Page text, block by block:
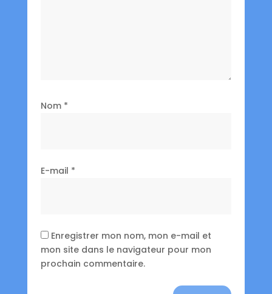
Nom *
E-mail *
Enregistrer mon nom, mon e-mail et
mon site dans le navigateur pour mon
prochain commentaire.